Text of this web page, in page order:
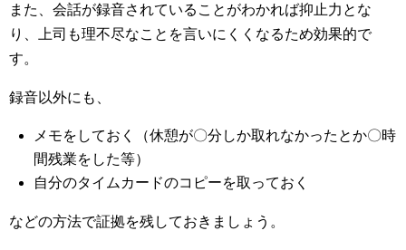
また、会話が録音されていることがわかれば抑止力とな
り、上司も理不尽なことを言いにくくなるため効果的で
す。
録音以外にも、
メモをしておく（休憩が〇分しか取れなかったとか〇時
間残業をした等）
自分のタイムカードのコピーを取っておく
などの方法で証拠を残しておきましょう。